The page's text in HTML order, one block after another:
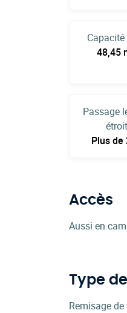
48,45
Passage
étroit
Plus de
Accès
Aussi en
Type
Remisage